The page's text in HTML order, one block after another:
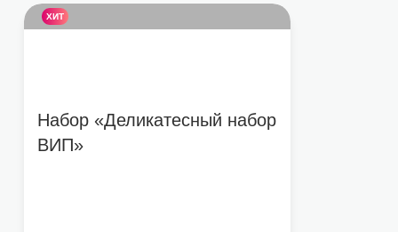
ХИТ
Набор «Деликатесный набор
ВИП»